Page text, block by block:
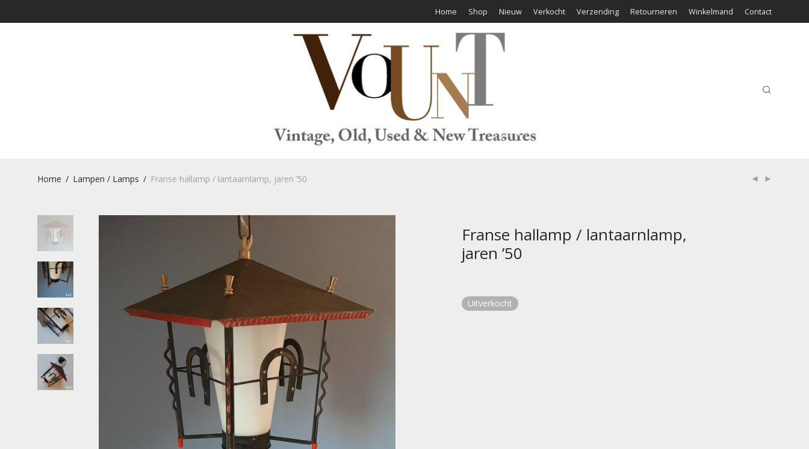
Home Shop Nieuw Verkocht Verzending Retourneren Winkelmand Contact
Home / Lampen / Lamps / Franse hallamp / lantaarnlamp, jaren ’50
Franse hallamp / lantaarnlamp,
jaren ’50
Uitverkocht